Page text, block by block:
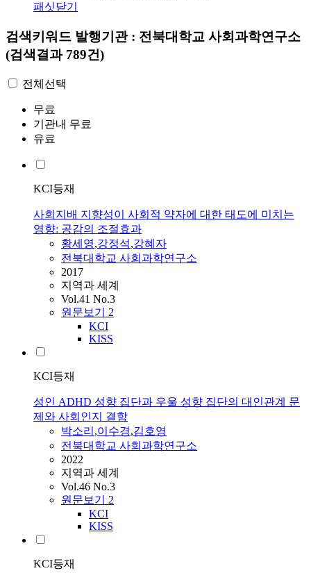
패싯닫기
검색키워드 발행기관 : 전북대학교 사회과학연구소
(검색결과 789건)
전체선택
무료
기관내 무료
유료
KCI등재
사회지배 지향성이 사회적 약자에 대한 태도에 미치는
영향: 공감의 조절효과
황세영,강정석,강혜자
전북대학교 사회과학연구소
2017
지역과 세계
Vol.41 No.3
원문보기 2
KCI
KISS
KCI등재
성인 ADHD 성향 집단과 우울 성향 집단의 대인관계 문
제와 사회인지 결함
박소리 ,이수경,김호영
전북대학교 사회과학연구소
2022
지역과 세계
Vol.46 No.3
원문보기 2
KCI
KISS
KCI등재